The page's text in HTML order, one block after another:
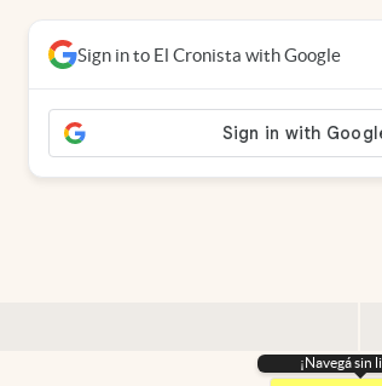
¡Navegá sin
Sign in to El Cronista with Google